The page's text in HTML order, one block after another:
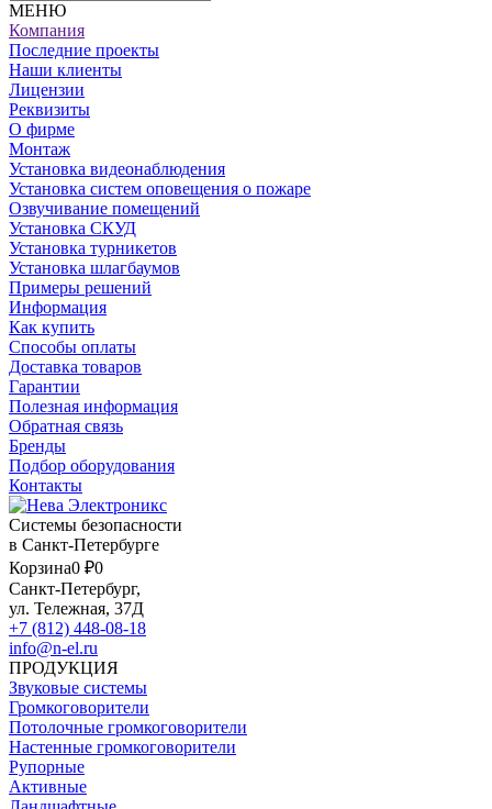
МЕНЮ
Компания
Последние проекты
Наши клиенты
Лицензии
Реквизиты
О фирме
Монтаж
Установка видеонаблюдения
Установка систем оповещения о пожаре
Озвучивание помещений
Установка СКУД
Установка турникетов
Установка шлагбаумов
Примеры решений
Информация
Как купить
Способы оплаты
Доставка товаров
Гарантии
Полезная информация
Обратная связь
Бренды
Подбор оборудования
Контакты
Системы безопасности
в Санкт-Петербурге
Корзина0 ₽0
Санкт-Петербург,
ул. Тележная, 37Д
+7 (812) 448-08-18
info@n-el.ru
ПРОДУКЦИЯ
Звуковые системы
Громкоговорители
Потолочные громкоговорители
Настенные громкоговорители
Рупорные
Активные